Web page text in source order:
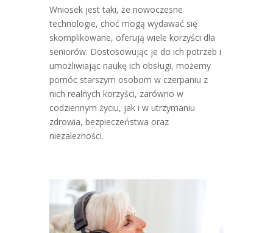
Wniosek jest taki, że nowoczesne
technologie, choć mogą wydawać się
skomplikowane, oferują wiele korzyści dla
seniorów. Dostosowując je do ich potrzeb i
umożliwiając naukę ich obsługi, możemy
pomóc starszym osobom w czerpaniu z
nich realnych korzyści, zarówno w
codziennym życiu, jak i w utrzymaniu
zdrowia, bezpieczeństwa oraz
niezależności.